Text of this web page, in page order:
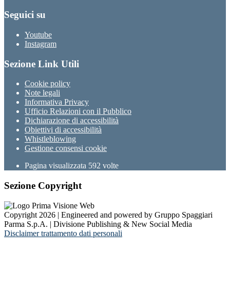
Seguici su
Youtube
Instagram
Sezione Link Utili
Cookie policy
Note legali
Informativa Privacy
Ufficio Relazioni con il Pubblico
Dichiarazione di accessibilità
Obiettivi di accessibilità
Whistleblowing
Gestione consensi cookie
Pagina visualizzata 592 volte
Sezione Copyright
Copyright 2026 | Engineered and powered by Gruppo Spaggiari
Parma S.p.A. | Divisione Publishing & New Social Media
Disclaimer trattamento dati personali